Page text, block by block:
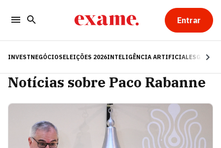
Entrar
INVESTNEGÓCIOSELEIÇÕES 2026INTELIGÊNCIA ARTIFICIALESG
Notícias sobre Paco Rabanne